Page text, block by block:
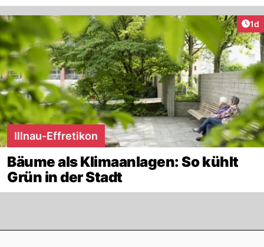
1d
Illnau-Effretikon
Bäume als Klimaanlagen: So kühlt
Grün in der Stadt